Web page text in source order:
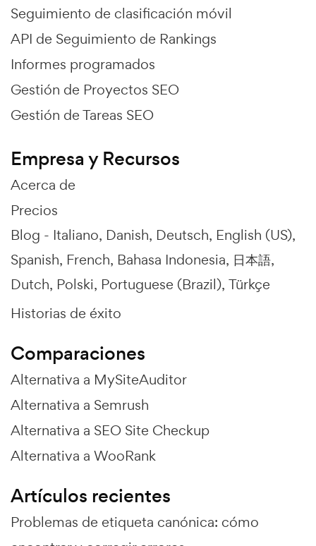
Seguimiento de clasificación móvil
API de Seguimiento de Rankings
Informes programados
Gestión de Proyectos SEO
Gestión de Tareas SEO
Empresa y Recursos
Acerca de
Precios
Blog - Italiano Danish Deutsch English (US)
Spanish French Bahasa Indonesia 日本語
Dutch Polski Portuguese (Brazil) Türkçe
Historias de éxito
Comparaciones
Alternativa a MySiteAuditor
Alternativa a Semrush
Alternativa a SEO Site Checkup
Alternativa a WooRank
Artículos recientes
Problemas de etiqueta canónica: cómo